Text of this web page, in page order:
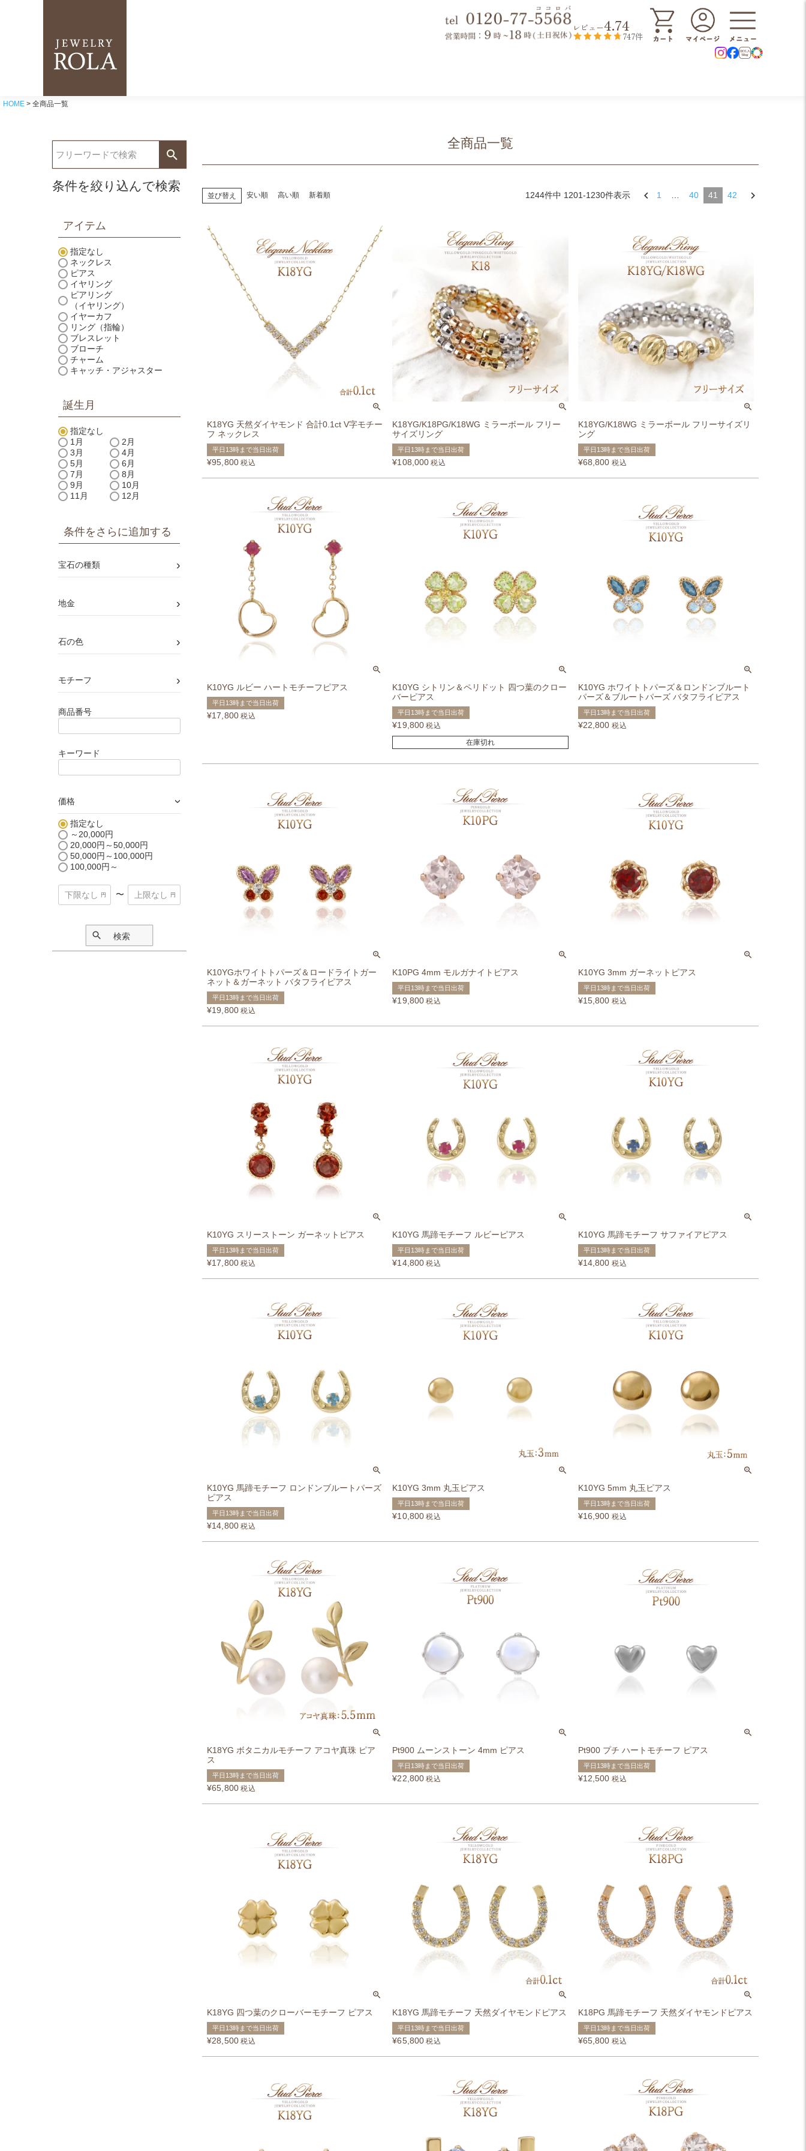
レビュー4.74
747件
HOME 全商品一覧
条件を絞り込んで検索
アイテム
指定なし
ネックレス
ピアス
イヤリング
ピアリング
（イヤリング）
イヤーカフ
リング（指輪）
ブレスレット
ブローチ
チャーム
キャッチ・アジャスター
誕生月
指定なし
1月
2月
3月
4月
5月
6月
7月
8月
9月
10月
11月
12月
条件をさらに追加する
宝石の種類 ›
地金 ›
石の色 ›
モチーフ ›
商品番号
キーワード
価格 ›
指定なし
～20,000円
20,000円～50,000円
50,000円～100,000円
100,000円～
〜
検索
全商品一覧
並び替え 安い順 高い順 新着順 1244件中 1201-1230件表示 1 40 41 42
K18YG 天然ダイヤモンド 合計0.1ct V字モチー
フ ネックレス
平日13時まで当日出荷
¥95,800 税込
K18YG/K18PG/K18WG ミラーボール フリー
サイズリング
平日13時まで当日出荷
¥108,000 税込
K18YG/K18WG ミラーボール フリーサイズリ
ング
平日13時まで当日出荷
¥68,800 税込
K10YG ルビー ハートモチーフピアス
平日13時まで当日出荷
¥17,800 税込
K10YG シトリン＆ペリドット 四つ葉のクロー
バーピアス
平日13時まで当日出荷
¥19,800 税込
在庫切れ
K10YG ホワイトトパーズ＆ロンドンブルート
パーズ＆ブルートパーズ バタフライピアス
平日13時まで当日出荷
¥22,800 税込
K10YGホワイトトパーズ＆ロードライトガー
ネット＆ガーネット バタフライピアス
平日13時まで当日出荷
¥19,800 税込
K10PG 4mm モルガナイトピアス
平日13時まで当日出荷
¥19,800 税込
K10YG 3mm ガーネットピアス
平日13時まで当日出荷
¥15,800 税込
K10YG スリーストーン ガーネットピアス
平日13時まで当日出荷
¥17,800 税込
K10YG 馬蹄モチーフ ルビーピアス
平日13時まで当日出荷
¥14,800 税込
K10YG 馬蹄モチーフ サファイアピアス
平日13時まで当日出荷
¥14,800 税込
K10YG 馬蹄モチーフ ロンドンブルートパーズ
ピアス
平日13時まで当日出荷
¥14,800 税込
K10YG 3mm 丸玉ピアス
平日13時まで当日出荷
¥10,800 税込
K10YG 5mm 丸玉ピアス
平日13時まで当日出荷
¥16,900 税込
K18YG ボタニカルモチーフ アコヤ真珠 ピア
ス
平日13時まで当日出荷
¥65,800 税込
Pt900 ムーンストーン 4mm ピアス
平日13時まで当日出荷
¥22,800 税込
Pt900 プチ ハートモチーフ ピアス
平日13時まで当日出荷
¥12,500 税込
K18YG 四つ葉のクローバーモチーフ ピアス
平日13時まで当日出荷
¥28,500 税込
K18YG 馬蹄モチーフ 天然ダイヤモンドピアス
平日13時まで当日出荷
¥65,800 税込
K18PG 馬蹄モチーフ 天然ダイヤモンドピアス
平日13時まで当日出荷
¥65,800 税込